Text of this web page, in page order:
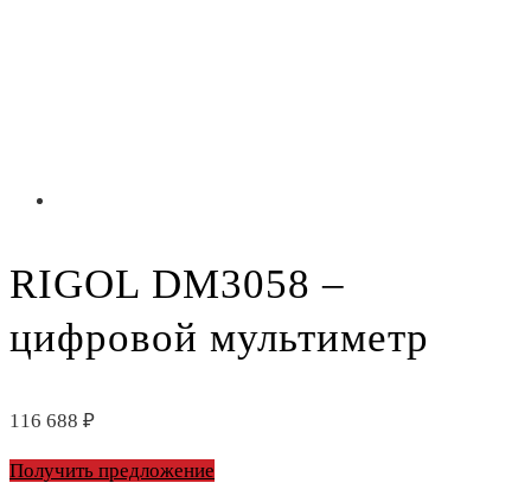
RIGOL DM3058 –
цифровой мультиметр
116 688 ₽
Получить предложение